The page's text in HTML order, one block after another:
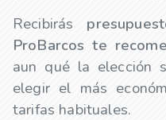
Recibirás
ProBarcos te
aun qué la elección
elegir el más
tarifas habituales.